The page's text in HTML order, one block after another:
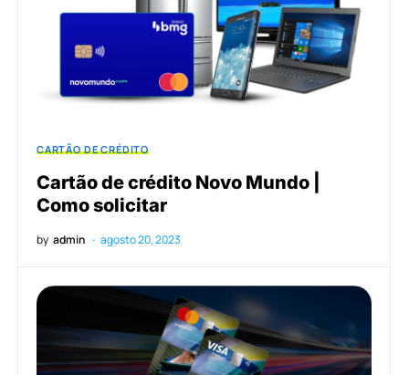
CARTÃO DE CRÉDITO
Cartão de crédito Novo Mundo |
Como solicitar
by admin agosto 20, 2023